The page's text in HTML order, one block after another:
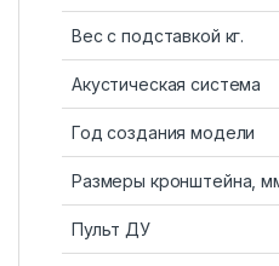
Вес с подставкой кг.
Акустическая система
Год создания модели
Размеры кронштейна,
Пульт ДУ